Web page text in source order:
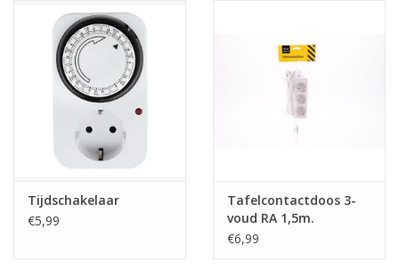
Feestartikelen
Tijdschakelaar
€5,99
Tafelcontactdoos 3-
voud RA 1,5m.
€6,99